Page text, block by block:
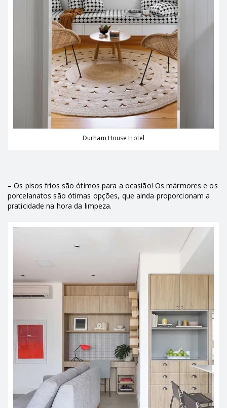
Durham House Hotel
– Os pisos frios são ótimos para a ocasião! Os mármores e os
porcelanatos são ótimas opções, que ainda proporcionam a
praticidade na hora da limpeza.